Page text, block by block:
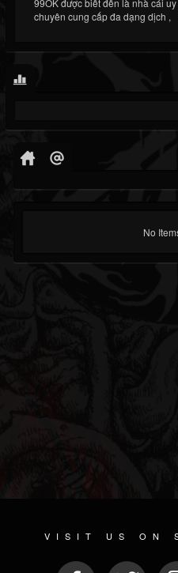
99OK được biết đến là nhà cái
chuyên cung cấp đa dạng dịch
No
VISIT US ON